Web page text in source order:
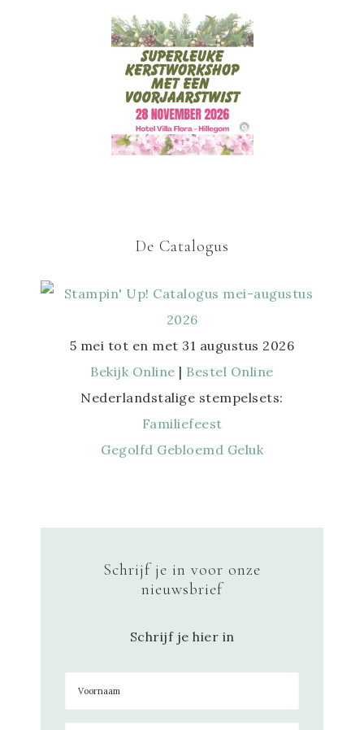
De Catalogus
5 mei tot en met 31 augustus 2026
Bekijk Online | Bestel Online
Nederlandstalige stempelsets:
Familiefeest
Gegolfd Gebloemd Geluk
Schrijf je in voor onze
nieuwsbrief
Schrijf je hier in